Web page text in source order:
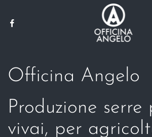
Skip to main content
Officina Angelo
Produzione serre
vivai, per